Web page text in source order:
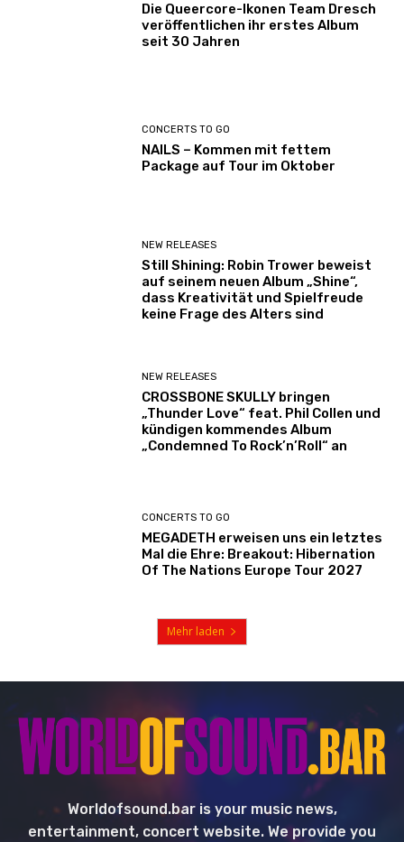
Die Queercore-Ikonen Team Dresch
veröffentlichen ihr erstes Album
seit 30 Jahren
CONCERTS TO GO
NAILS – Kommen mit fettem
Package auf Tour im Oktober
NEW RELEASES
Still Shining: Robin Trower beweist
auf seinem neuen Album „Shine“,
dass Kreativität und Spielfreude
keine Frage des Alters sind
NEW RELEASES
CROSSBONE SKULLY bringen
„Thunder Love“ feat. Phil Collen und
kündigen kommendes Album
„Condemned To Rock’n’Roll“ an
CONCERTS TO GO
MEGADETH erweisen uns ein letztes
Mal die Ehre: Breakout: Hibernation
Of The Nations Europe Tour 2027
Mehr laden
Worldofsound.bar is your music news,
entertainment, concert website. We provide you